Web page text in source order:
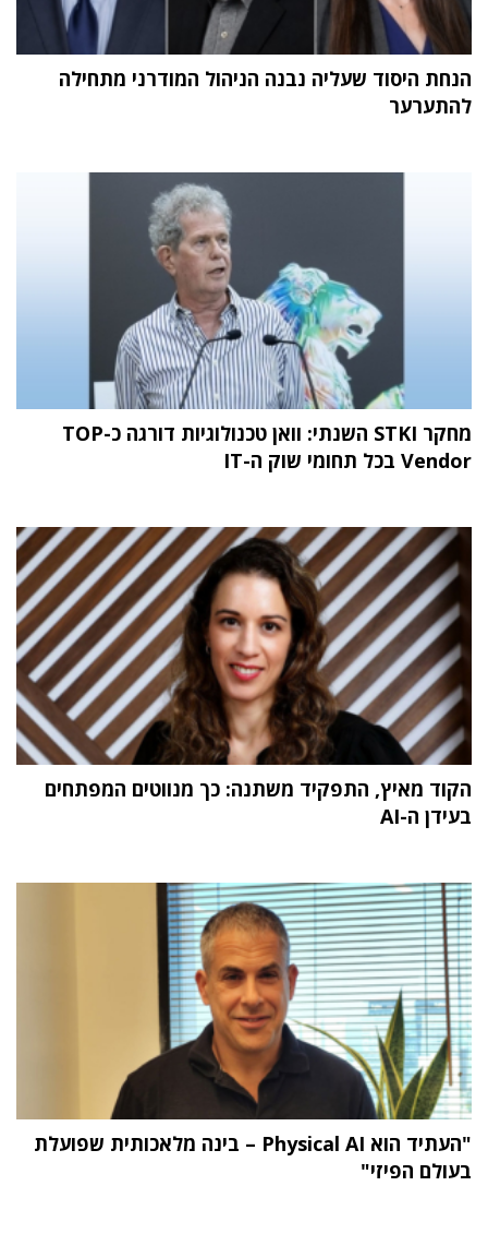
הנחת היסוד שעליה נבנה הניהול המודרני מתחילה
להתערער
מחקר STKI השנתי: וואן טכנולוגיות דורגה כ-TOP
Vendor בכל תחומי שוק ה-IT
הקוד מאיץ, התפקיד משתנה: כך מנווטים המפתחים
בעידן ה-AI
"העתיד הוא Physical AI – בינה מלאכותית שפועלת
בעולם הפיזי"